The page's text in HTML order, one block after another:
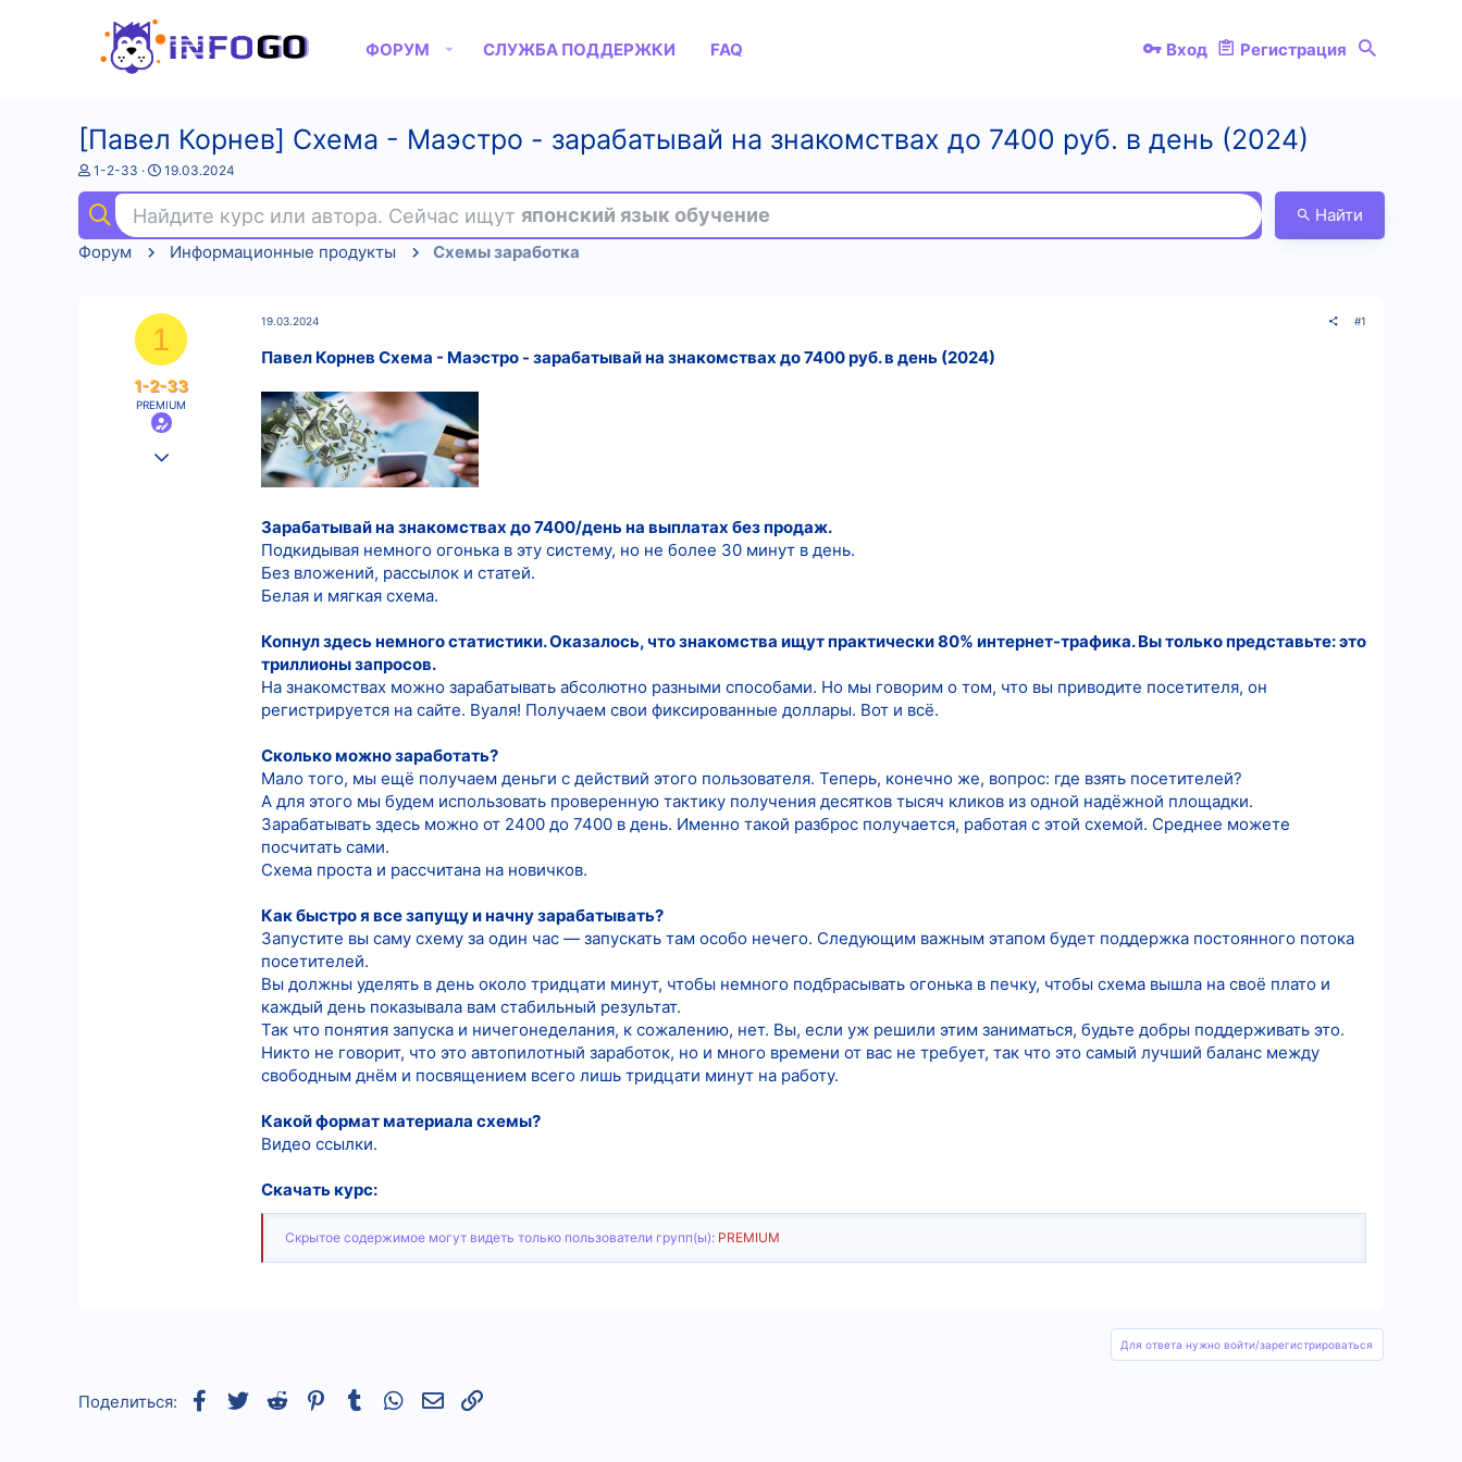
ФОРУМ СЛУЖБА ПОДДЕРЖКИ FAQ Вход Регистрация
[Павел Корнев] Схема - Маэстро - зарабатывай на знакомствах до 7400 руб. в день (2024)
А
т
о
р
т
1-2-33
Д
а
н
19.03.2024
Найдите курс или автора. Сейчас ищут японский язык обучение
Найти
Форум
Информационные продукты Схемы заработка
1
1-2-33
PREMIUM
19.03.2024 #1
Павел Корнев Схема - Маэстро - зарабатывай на знакомствах до 7400 руб. в день (2024)
Зарабатывай на знакомствах до 7400/день на выплатах без продаж.
Подкидывая немного огонька в эту систему, но не более 30 минут в день.
Без вложений, рассылок и статей.
Белая и мягкая схема.
Копнул здесь немного статистики. Оказалось, что знакомства ищут практически 80% интернет-трафика. Вы только представьте: это
триллионы запросов.
На знакомствах можно зарабатывать абсолютно разными способами. Но мы говорим о том, что вы приводите посетителя, он
регистрируется на сайте. Вуаля! Получаем свои фиксированные доллары. Вот и всё.
Сколько можно заработать?
Мало того, мы ещё получаем деньги с действий этого пользователя. Теперь, конечно же, вопрос: где взять посетителей?
А для этого мы будем использовать проверенную тактику получения десятков тысяч кликов из одной надёжной площадки.
Зарабатывать здесь можно от 2400 до 7400 в день. Именно такой разброс получается, работая с этой схемой. Среднее можете
посчитать сами.
Схема проста и рассчитана на новичков.
Как быстро я все запущу и начну зарабатывать?
Запустите вы саму схему за один час — запускать там особо нечего. Следующим важным этапом будет поддержка постоянного потока
посетителей.
Вы должны уделять в день около тридцати минут, чтобы немного подбрасывать огонька в печку, чтобы схема вышла на своё плато и
каждый день показывала вам стабильный результат.
Так что понятия запуска и ничегонеделания, к сожалению, нет. Вы, если уж решили этим заниматься, будьте добры поддерживать это.
Никто не говорит, что это автопилотный заработок, но и много времени от вас не требует, так что это самый лучший баланс между
свободным днём и посвящением всего лишь тридцати минут на работу.
Какой формат материала схемы?
Видео ссылки.
Скачать курс:
Скрытое содержимое могут видеть только пользователи групп(ы): PREMIUM
Для ответа нужно войти/зарегистрироваться
Поделиться: Facebook
TwitterReddit Pinterest
TumblrWhatsAppЭлектронная почта
Ссылка